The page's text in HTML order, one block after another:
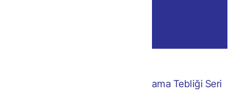
Katma Değer Vergisi Genel Uygulama Tebliği Seri